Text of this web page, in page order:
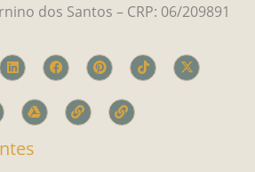
dos Santos – CRP: 06/209891